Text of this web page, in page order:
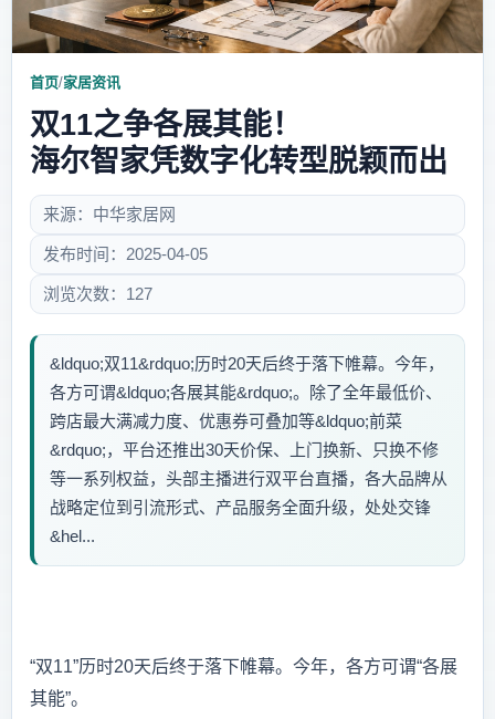
家装攻略 创意家居
首页/家居资讯
双11之争各展其能！
海尔智家凭数字化转型脱颖而出
来源：中华家居网
发布时间：2025-04-05
浏览次数：127
&ldquo;双11&rdquo;历时20天后终于落下帷幕。今年，
各方可谓&ldquo;各展其能&rdquo;。除了全年最低价、
跨店最大满减力度、优惠券可叠加等&ldquo;前菜
&rdquo;，平台还推出30天价保、上门换新、只换不修
等一系列权益，头部主播进行双平台直播，各大品牌从
战略定位到引流形式、产品服务全面升级，处处交锋
&hel...
“双11”历时20天后终于落下帷幕。今年，各方可谓“各展
其能”。